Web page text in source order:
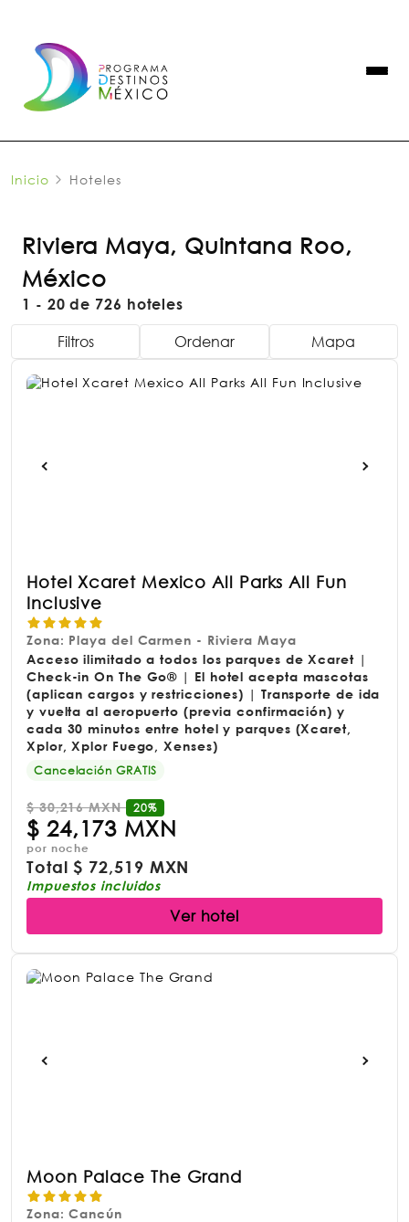
Inicio Hoteles
Riviera Maya, Quintana Roo,
México
1 - 20 de 726 hoteles
Filtros Ordenar Mapa
Hotel Xcaret Mexico All Parks All Fun
Inclusive
Zona: Playa del Carmen - Riviera Maya
Acceso ilimitado a todos los parques de Xcaret |
Check-in On The Go® | El hotel acepta mascotas
(aplican cargos y restricciones) | Transporte de ida
y vuelta al aeropuerto (previa confirmación) y
cada 30 minutos entre hotel y parques (Xcaret,
Xplor, Xplor Fuego, Xenses)
Cancelación GRATIS
$30,216 MXN 20%
$ 24,173 MXN
por noche
Total$ 72,519 MXN
Impuestos incluidos
Ver hotel
Moon Palace The Grand
Zona: Cancún